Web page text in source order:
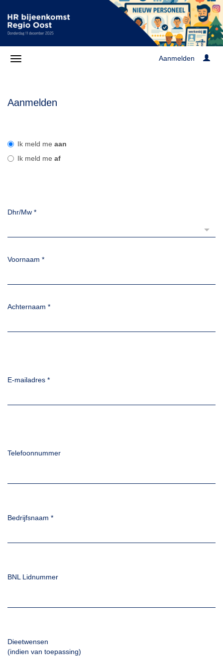
Aanmelden
Aanmelden
Ik meld me aan
Ik meld me af
Dhr/Mw *
Voornaam *
Achternaam *
E-mailadres *
Telefoonnummer
Bedrijfsnaam *
BNL Lidnummer
Dieetwensen
(indien van toepassing)